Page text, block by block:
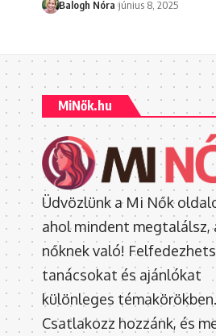
Balogh Nóra június 8, 2025
MiNők.hu
Üdvözlünk a Mi Nők
ahol mindent megtalálsz,
nőknek való!
tanácsokat és ajánlókat
különleges témakörökben.
Csatlakozz hozzánk, és